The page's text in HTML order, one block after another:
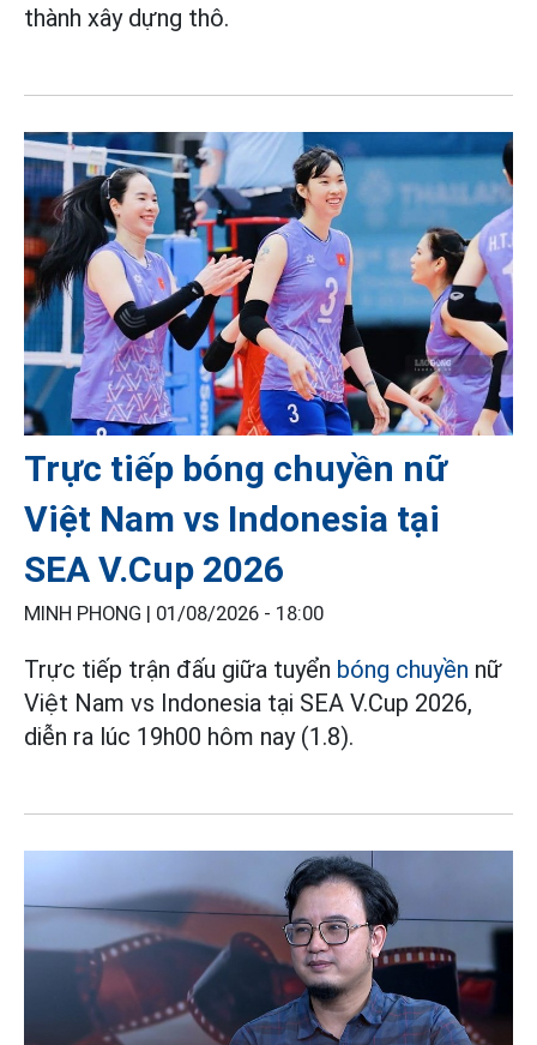
thành xây dựng thô.
Trực tiếp bóng chuyền nữ
Việt Nam vs Indonesia tại
SEA V.Cup 2026
MINH PHONG | 01/08/2026 - 18:00
Trực tiếp trận đấu giữa tuyển bóng chuyền nữ
Việt Nam vs Indonesia tại SEA V.Cup 2026,
diễn ra lúc 19h00 hôm nay (1.8).